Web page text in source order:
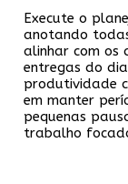
Execute o
anotando
alinhar com os
entregas do
produtividade
em manter
pequenas
trabalho